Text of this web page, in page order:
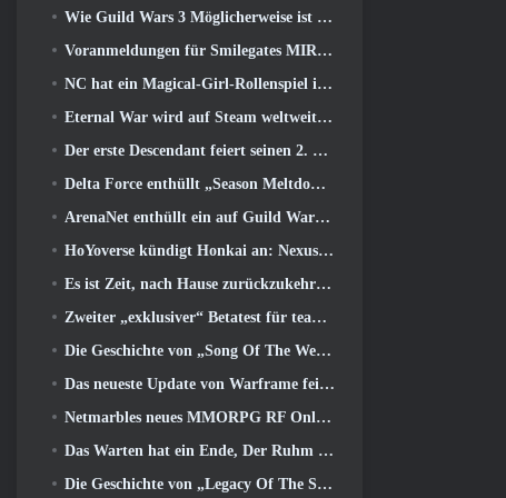
Wie Guild Wars 3 Möglicherweise ist es auf der Suche nach Innovationen im MMO-Bereich
Voranmeldungen für Smilegates MIRESI sind jetzt möglich: Unsichtbare Zukunft
NC hat ein Magical-Girl-Rollenspiel im Anime-inspirierten Kunststil der 90er in Arbeit
Eternal War wird auf Steam weltweit verbreitet
Der erste Descendant feiert seinen 2. Jahrestag mit dem Descendant Fest 2026 Strom
Delta Force enthüllt „Season Meltdown“, Kündigt die Zusammenarbeit mit Rainbow Six Siege an
ArenaNet enthüllt ein auf Guild Wars basierendes Kartenspiel, Nebelgebunden
HoYoverse kündigt Honkai an: Nexus-Anime „Evolutionstest“
Es ist Zeit, nach Hause zurückzukehren und den glückseligen Rückzugsort dort wiederherzustellen, wo sich die Winde treffen
Zweiter „exklusiver“ Betatest für teambasierte Survival-Shooter-Zeitfresser angekündigt
Die Geschichte von „Song Of The Welkin Moon“ von Genshin Impact geht zu Ende.. Auf dem Mond
Das neueste Update von Warframe feiert alle Space Dads
Netmarbles neues MMORPG RF Online Next mit Mech-Thema wird weltweit eingeführt
Das Warten hat ein Ende, Der Ruhm der Besiegten ist zurückgekehrt
Die Geschichte von „Legacy Of The Sith“ findet heute im neuesten Update von SWTOR ihren Abschluss